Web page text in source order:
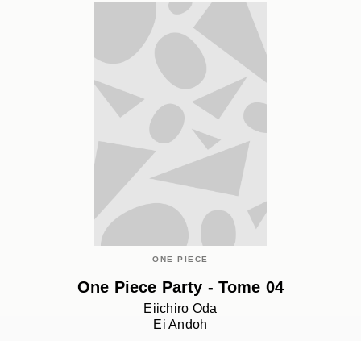
ONE PIECE
One Piece Party - Tome 04
Eiichiro Oda
Ei Andoh